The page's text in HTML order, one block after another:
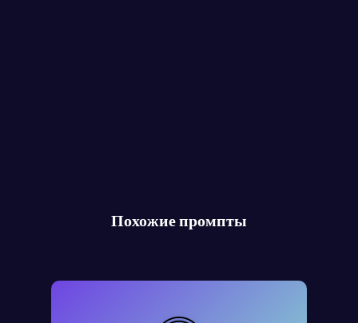
Похожие промпты